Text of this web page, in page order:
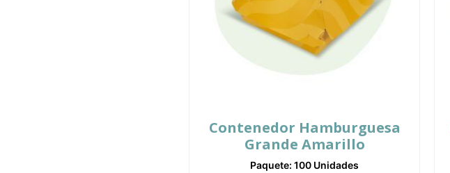
Contenedor Hamburguesa
Grande Amarillo
Paquete: 100 Unidades